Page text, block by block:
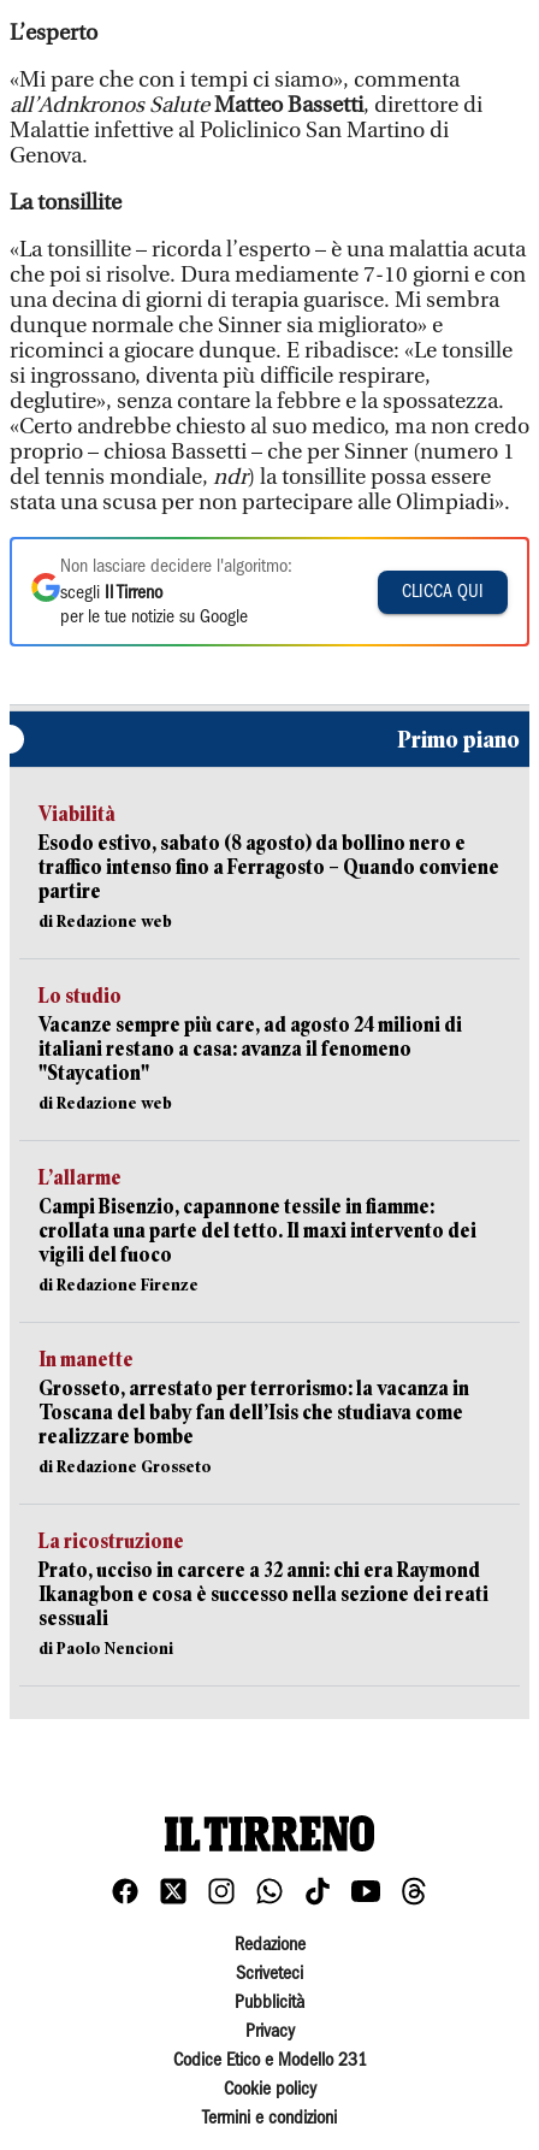
L’esperto
«Mi pare che con i tempi ci siamo», commenta
all’Adnkronos SaluteMatteo Bassetti, direttore di
Malattie infettive al Policlinico San Martino di
Genova.
La tonsillite
«La tonsillite – ricorda l’esperto – è una malattia acuta
che poi si risolve. Dura mediamente 7-10 giorni e con
una decina di giorni di terapia guarisce. Mi sembra
dunque normale che Sinner sia migliorato» e
ricominci a giocare dunque. E ribadisce: «Le tonsille
si ingrossano, diventa più difficile respirare,
deglutire», senza contare la febbre e la spossatezza.
«Certo andrebbe chiesto al suo medico, ma non credo
proprio – chiosa Bassetti – che per Sinner (numero 1
del tennis mondiale, ndr) la tonsillite possa essere
stata una scusa per non partecipare alle Olimpiadi».
Non lasciare decidere l'algoritmo:
scegli
Il Tirreno
per le tue notizie su Google
CLICCA QUI
Primo piano
Viabilità
Esodo estivo, sabato (8 agosto) da bollino nero e
traffico intenso fino a Ferragosto – Quando conviene
partire
di Redazione web
Lo studio
Vacanze sempre più care, ad agosto 24 milioni di
italiani restano a casa: avanza il fenomeno
"Staycation"
di Redazione web
L’allarme
Campi Bisenzio, capannone tessile in fiamme:
crollata una parte del tetto. Il maxi intervento dei
vigili del fuoco
di Redazione Firenze
In manette
Grosseto, arrestato per terrorismo: la vacanza in
Toscana del baby fan dell’Isis che studiava come
realizzare bombe
di Redazione Grosseto
La ricostruzione
Prato, ucciso in carcere a 32 anni: chi era Raymond
Ikanagbon e cosa è successo nella sezione dei reati
sessuali
di Paolo Nencioni
Redazione
Scriveteci
Pubblicità
Privacy
Codice Etico e Modello 231
Cookie policy
Termini e condizioni